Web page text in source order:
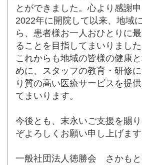
とができました。心より感謝申
2022年に開院して以来、地域
ら、患者様お一人おひとりに
ることを目指してまいりました
これからも地域の皆様の健康
めに、スタッフの教育・研修
り質の高い医療サービスを提
てまいります。
今後とも、末永いご支援を賜
ぞよろしくお願い申し上げます
一般社団法人徳勝会 さかも